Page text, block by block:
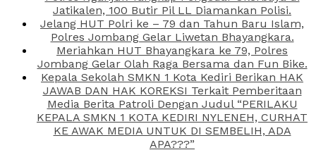
Jatikalen, 100 Butir Pil LL Diamankan Polisi.
Jelang HUT Polri ke – 79 dan Tahun Baru Islam,
Polres Jombang Gelar Liwetan Bhayangkara.
Meriahkan HUT Bhayangkara ke 79, Polres
Jombang Gelar Olah Raga Bersama dan Fun Bike.
Kepala Sekolah SMKN 1 Kota Kediri Berikan HAK
JAWAB DAN HAK KOREKSI Terkait Pemberitaan
Media Berita Patroli Dengan Judul “PERILAKU
KEPALA SMKN 1 KOTA KEDIRI NYLENEH, CURHAT
KE AWAK MEDIA UNTUK DI SEMBELIH, ADA
APA???”